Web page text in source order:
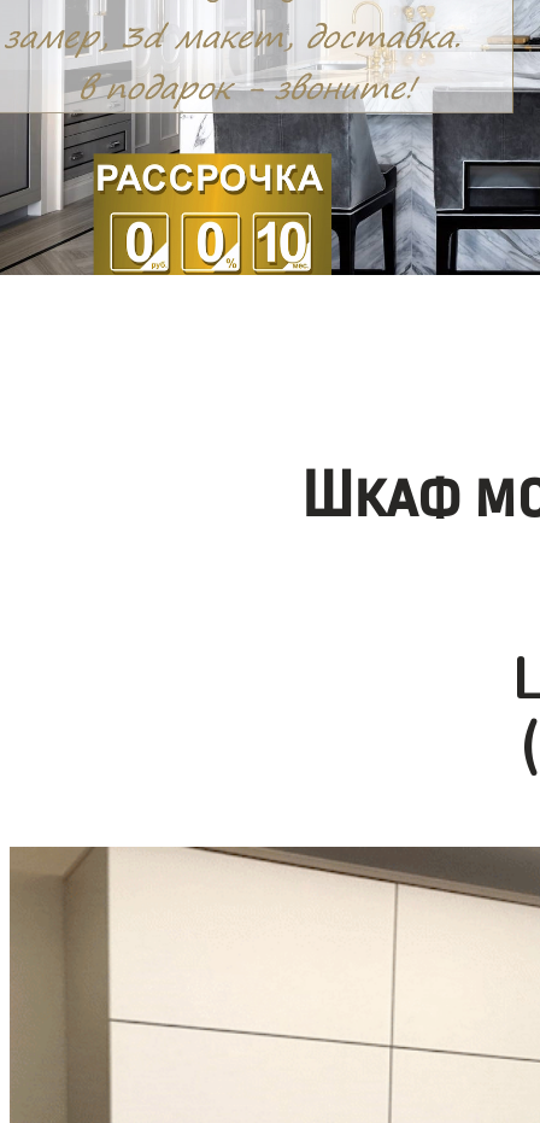
Шкаф